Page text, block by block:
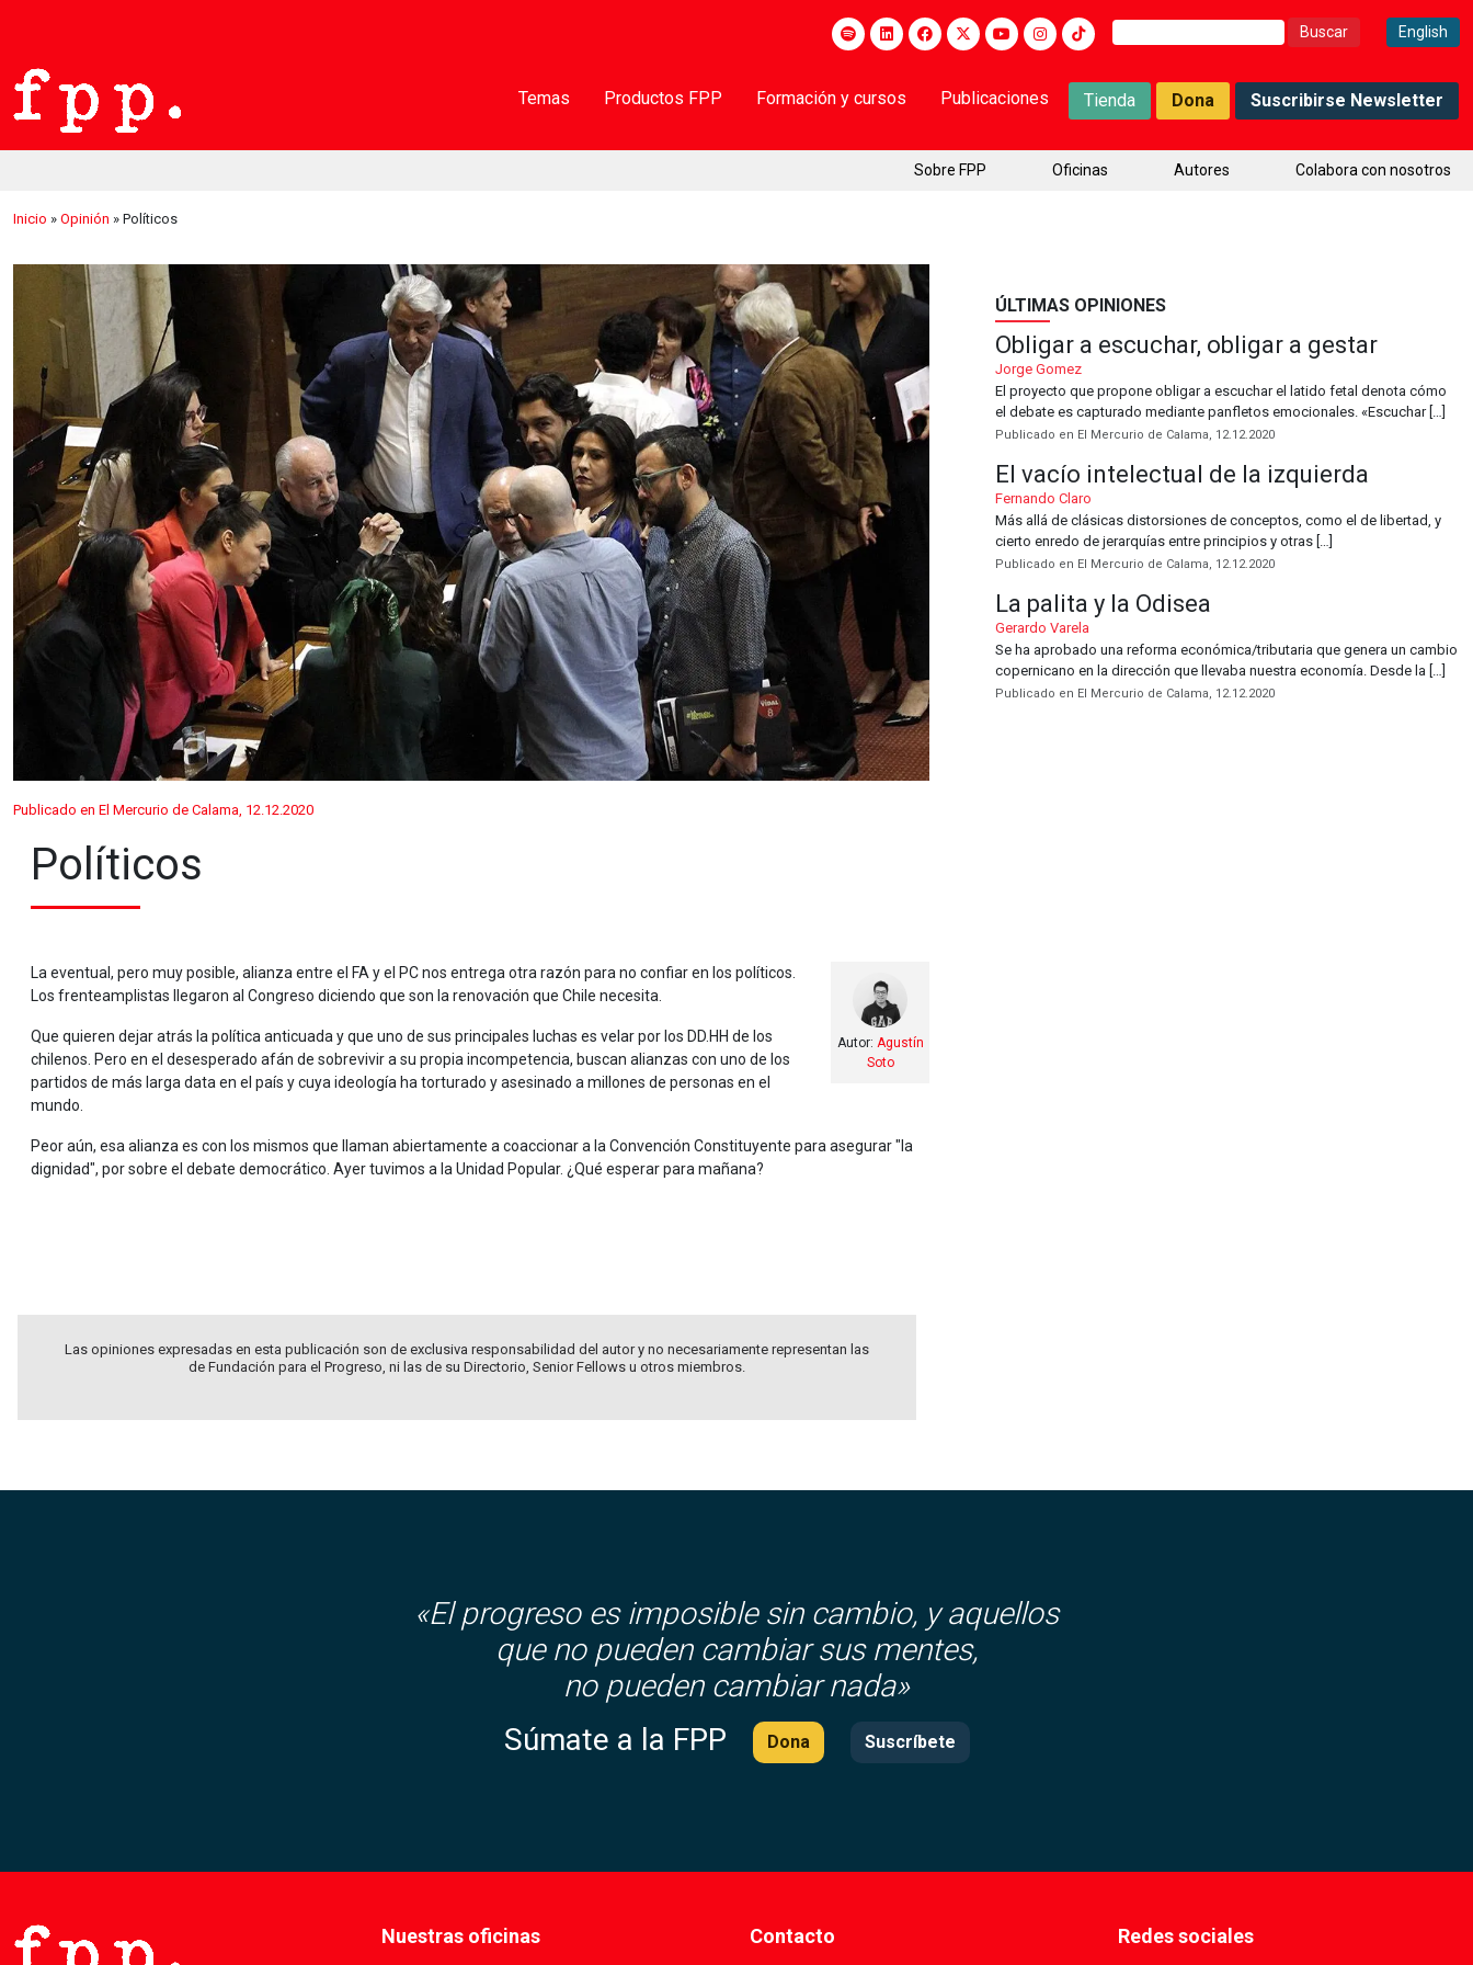
Buscar: English
Temas Productos FPP Formación y cursos Publicaciones Tienda Dona Suscribirse Newsletter
Sobre FPP Oficinas Autores Colabora con nosotros
Inicio » Opinión » Políticos
Publicado en El Mercurio de Calama, 12.12.2020
Políticos
Autor: Agustín
Soto
La eventual, pero muy posible, alianza entre el FA y el PC nos entrega otra razón para no confiar en los políticos.
Los frenteamplistas llegaron al Congreso diciendo que son la renovación que Chile necesita.
Que quieren dejar atrás la política anticuada y que uno de sus principales luchas es velar por los DD.HH de los
chilenos. Pero en el desesperado afán de sobrevivir a su propia incompetencia, buscan alianzas con uno de los
partidos de más larga data en el país y cuya ideología ha torturado y asesinado a millones de personas en el
mundo.
Peor aún, esa alianza es con los mismos que llaman abiertamente a coaccionar a la Convención Constituyente para asegurar "la
dignidad", por sobre el debate democrático. Ayer tuvimos a la Unidad Popular. ¿Qué esperar para mañana?
Las opiniones expresadas en esta publicación son de exclusiva responsabilidad del autor y no necesariamente representan las
de Fundación para el Progreso, ni las de su Directorio, Senior Fellows u otros miembros.
ÚLTIMAS OPINIONES
Obligar a escuchar, obligar a gestar
Jorge Gomez
El proyecto que propone obligar a escuchar el latido fetal denota cómo
el debate es capturado mediante panfletos emocionales. «Escuchar […]
Publicado en El Mercurio de Calama, 12.12.2020
El vacío intelectual de la izquierda
Fernando Claro
Más allá de clásicas distorsiones de conceptos, como el de libertad, y
cierto enredo de jerarquías entre principios y otras […]
Publicado en El Mercurio de Calama, 12.12.2020
La palita y la Odisea
Gerardo Varela
Se ha aprobado una reforma económica/tributaria que genera un cambio
copernicano en la dirección que llevaba nuestra economía. Desde la […]
Publicado en El Mercurio de Calama, 12.12.2020
«El progreso es imposible sin cambio, y aquellos
que no pueden cambiar sus mentes,
no pueden cambiar nada»
Súmate a la FPP
Dona Suscríbete
Nuestras oficinas Contacto Redes sociales